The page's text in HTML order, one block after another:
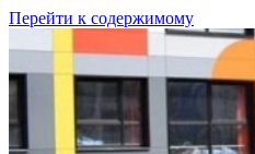
Перейти к содержимому